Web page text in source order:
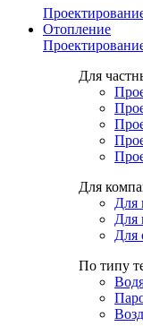
Отопление
Для
Для
Для
Для
Для
По типу